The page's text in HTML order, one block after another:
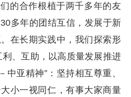
的合作根植于两千多年的友
多年的团结互信，发展于新
在长期实践中，我们探索形
利、互助，以高质量发展推进
－ 中亚精神”：坚持相互尊重、
小一视同仁，有事大家商量